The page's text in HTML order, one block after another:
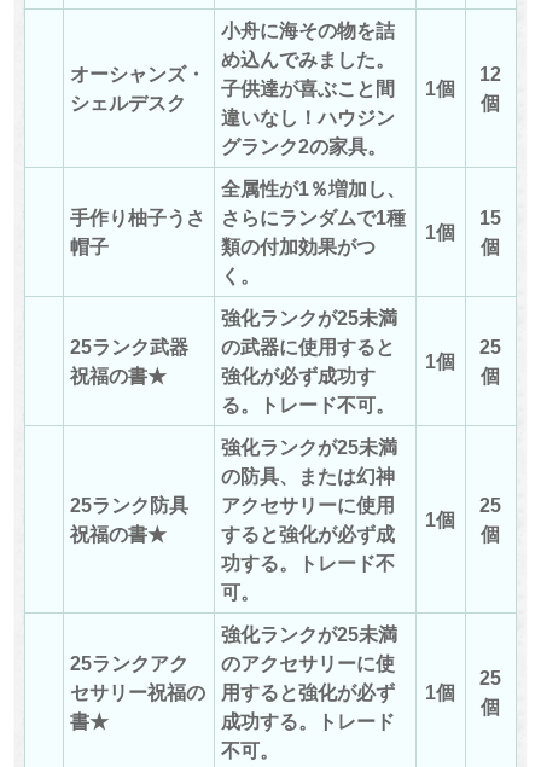
オーシャンズ・
シェルデスク
小舟に海その物を詰
め込んでみました。
子供達が喜ぶこと間
違いなし！ハウジン
グランク2の家具。
1個
12
個
手作り柚子うさ
帽子
全属性が1％増加し、
さらにランダムで1種
類の付加効果がつ
く。
1個
15
個
25ランク武器
祝福の書★
強化ランクが25未満
の武器に使用すると
強化が必ず成功す
る。トレード不可。
1個
25
個
25ランク防具
祝福の書★
強化ランクが25未満
の防具、または幻神
アクセサリーに使用
すると強化が必ず成
功する。
トレード不
可。
1個
25
個
25ランクアク
セサリー祝福の
書★
強化ランクが25未満
のアクセサリーに使
用すると強化が必ず
成功する。
トレード
不可。
1個
25
個